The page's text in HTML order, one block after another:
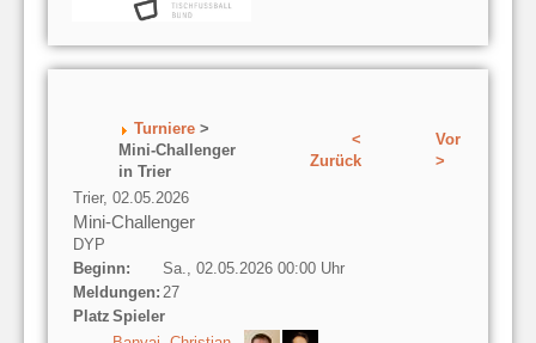
Turniere >
Mini-Challenger
in Trier
<
Zurück
Vor
>
Trier, 02.05.2026
Mini-Challenger
DYP
Beginn:
Sa., 02.05.2026 00:00 Uhr
Meldungen: 27
Platz Spieler